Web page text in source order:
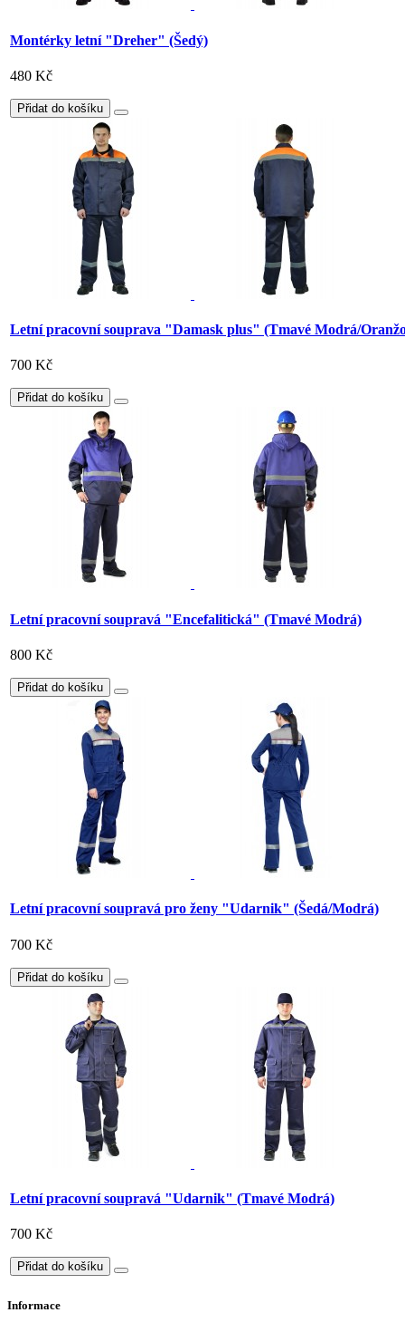
Montérky letní "Dreher" (Šedý)
480 Kč
Přidat do košíku
Letní pracovní souprava "Damask plus" (Tmavé Modrá/
700 Kč
Přidat do košíku
Letní pracovní soupravá "Encefalitická" (Tmavé Modrá)
800 Kč
Přidat do košíku
Letní pracovní soupravá pro ženy "Udarnik" (Šedá/Modrá)
700 Kč
Přidat do košíku
Letní pracovní soupravá "Udarnik" (Tmavé Modrá)
700 Kč
Přidat do košíku
Informace